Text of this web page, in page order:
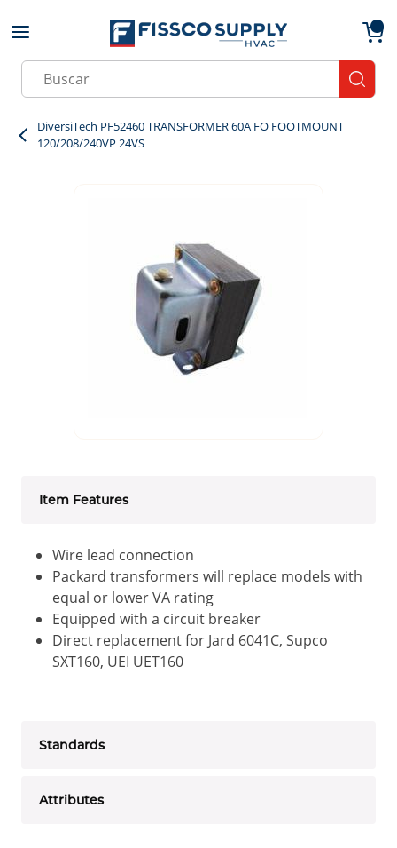
Skip to main content
Site Search
DiversiTech PF52460 TRANSFORMER 60A FO FOOTMOUNT
120/208/240VP 24VS
Item Features
Wire lead connection
Packard transformers will replace models with
equal or lower VA rating
Equipped with a circuit breaker
Direct replacement for Jard 6041C, Supco
SXT160, UEI UET160
Standards
Attributes